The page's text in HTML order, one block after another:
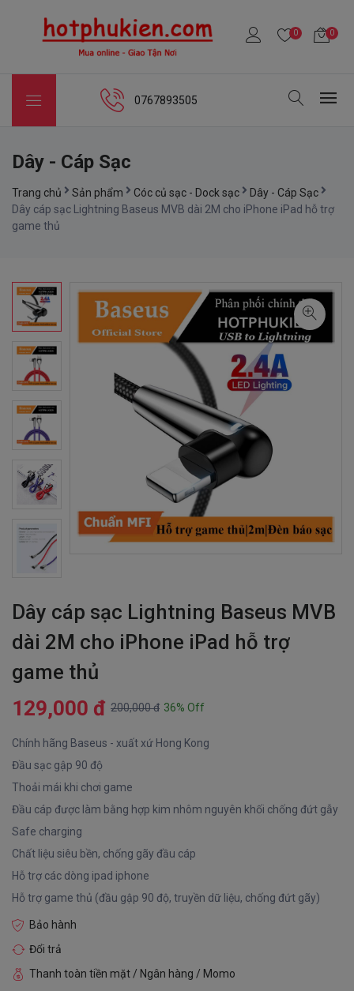
0 0
0767893505
Dây - Cáp Sạc
Trang chủ Sản phẩm Cóc củ sạc - Dock sạc
Dây - Cáp Sạc
Dây cáp sạc Lightning Baseus MVB dài 2M cho iPhone iPad hỗ trợ
game thủ
Dây cáp sạc Lightning Baseus MVB
dài 2M cho iPhone iPad hỗ trợ
game thủ
129,000 đ 200,000 đ 36% Off
Chính hãng Baseus - xuất xứ Hong Kong
Đầu sạc gập 90 độ
Thoải mái khi chơi game
Đầu cáp được làm bằng hợp kim nhôm nguyên khối chống đứt gẫy
Safe charging
Chất liệu siêu bền, chống gãy đầu cáp
Hỗ trợ các dòng ipad iphone
Hỗ trợ game thủ (đầu gập 90 độ, truyền dữ liệu, chống đứt gãy)
Bảo hành
Đổi trả
Thanh toàn tiền mặt / Ngân hàng / Momo